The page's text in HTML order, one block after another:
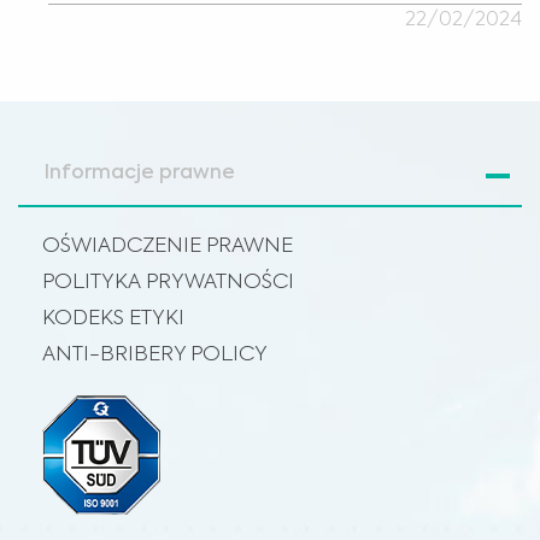
22/02/2024
Informacje prawne
OŚWIADCZENIE PRAWNE
POLITYKA PRYWATNOŚCI
KODEKS ETYKI
ANTI-BRIBERY POLICY